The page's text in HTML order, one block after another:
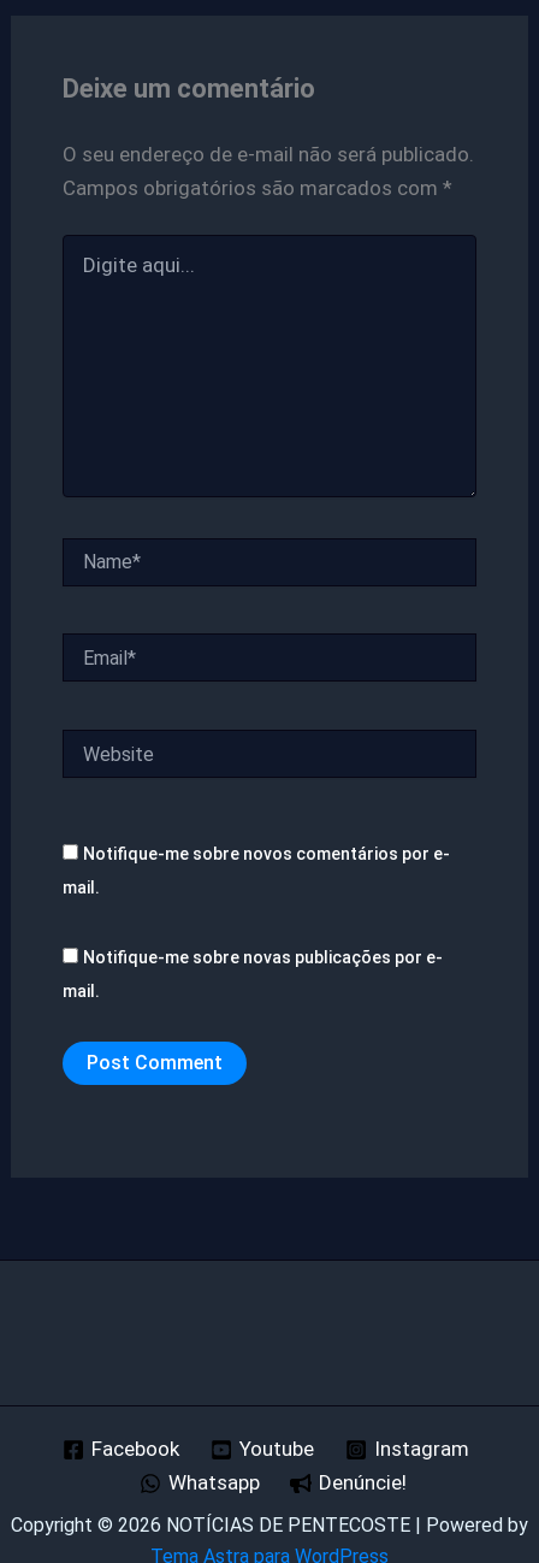
Deixe um comentário
O seu endereço de e-mail não será publicado.
Campos obrigatórios são marcados com *
aqui...
Notifique-me sobre novos comentários por e-
mail.
Notifique-me sobre novas publicações por e-
mail.
Facebook Youtube
Instagram
Whatsapp
Denúncie!
Copyright © 2026 NOTÍCIAS DE PENTECOSTE | Powered by
Tema Astra para WordPress